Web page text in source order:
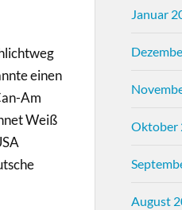
einen
Am
Weiß
Januar
Oktober
August